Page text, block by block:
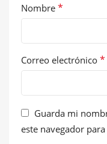
Nombre *
Correo electrónico *
Guarda mi
este navegador